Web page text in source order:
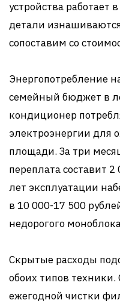
устройства работает
детали
сопоставим со
Энергопотребление
семейный бюджет в
кондиционер
электроэнергии для
площади. За три
переплата составит
лет эксплуатации
в 10 000-17 500
недорогого
Скрытые расходы
обоих типов техники.
ежегодной чистки